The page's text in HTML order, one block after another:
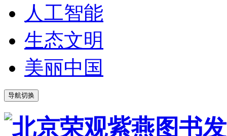
人工智能
生态文明
美丽中国
导航切换